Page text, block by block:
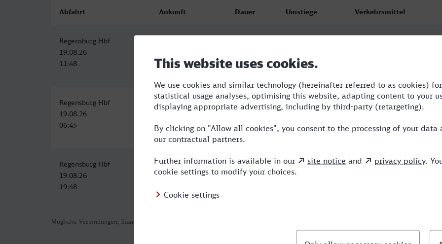
Mögliche Verbindungen, Stand: 2026-08-05 13:13
Abfahrt Ankunft Dauer Umstiege Verkehrsmittel
Regensburg Hbf
19.08.26
11:48
17:21
Regensburg Hbf
19.08.26
06:45
Rheydt Hbf
19.08.26
12:25
5:40 3 RB,RE,ERB,ICE
Regensburg Hbf
19.08.26
19:48
Rheydt Hbf
20.08.26
9:57 6 BUS,RE,AG,ICE,TR